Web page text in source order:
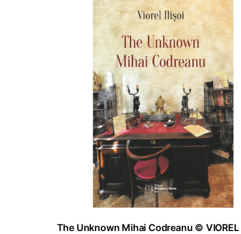
ADAUGĂ ÎN COȘ
The Unknown Mihai Codreanu © VIOREL